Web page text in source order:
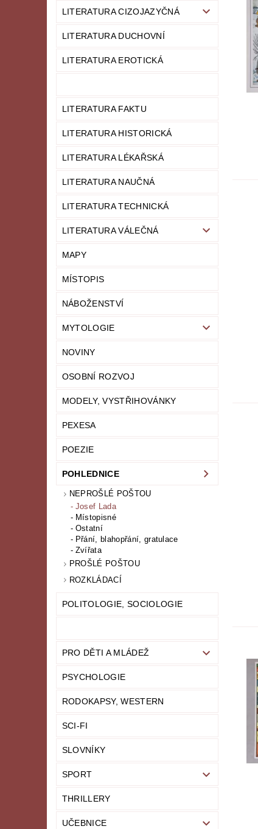
LITERATURA CIZOJAZYČNÁ
LITERATURA DUCHOVNÍ
LITERATURA EROTICKÁ
LITERATURA FAKTU
LITERATURA HISTORICKÁ
LITERATURA LÉKAŘSKÁ
LITERATURA NAUČNÁ
LITERATURA TECHNICKÁ
LITERATURA VÁLEČNÁ
MAPY
MÍSTOPIS
NÁBOŽENSTVÍ
MYTOLOGIE
NOVINY
OSOBNÍ ROZVOJ
MODELY, VYSTŘIHOVÁNKY
PEXESA
POEZIE
POHLEDNICE
NEPROŠLÉ POŠTOU
Josef Lada
Místopisné
Ostatní
Přání, blahopřání, gratulace
Zvířata
PROŠLÉ POŠTOU
ROZKLÁDACÍ
POLITOLOGIE, SOCIOLOGIE
PRO DĚTI A MLÁDEŽ
PSYCHOLOGIE
RODOKAPSY, WESTERN
SCI-FI
SLOVNÍKY
SPORT
THRILLERY
UČEBNICE